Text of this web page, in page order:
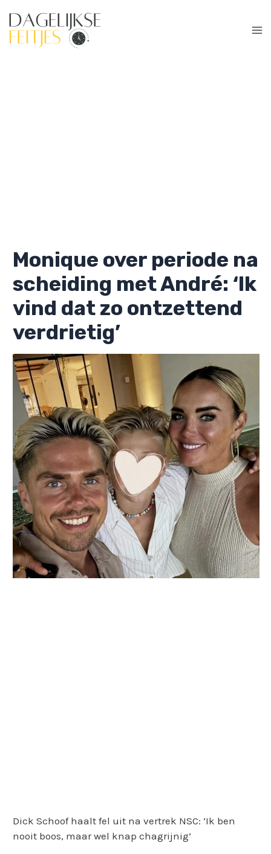
naar
Monique over periode na
scheiding met André: ‘Ik
vind dat zo ontzettend
verdrietig’
Dick Schoof haalt fel uit na vertrek NSC: ‘Ik ben
nooit boos, maar wel knap chagrijnig’